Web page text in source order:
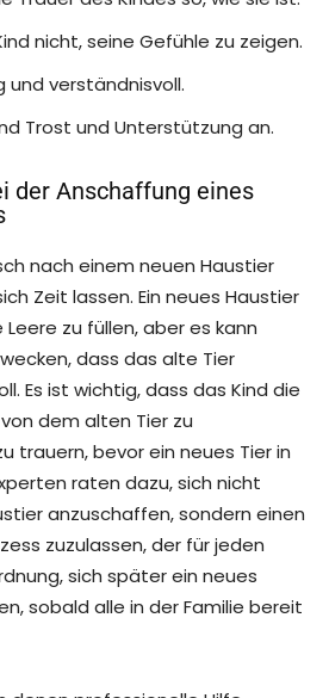
nicht, seine Gefühle zu zeigen.
und verständnisvoll.
Trost und Unterstützung an.
der Anschaffung eines
nach einem neuen Haustier
Zeit lassen. Ein neues Haustier
zu füllen, aber es kann
dass das alte Tier
Es ist wichtig, dass das Kind die
dem alten Tier zu
trauern, bevor ein neues Tier in
raten dazu, sich nicht
anzuschaffen, sondern einen
zuzulassen, der für jeden
sich später ein neues
sobald alle in der Familie bereit